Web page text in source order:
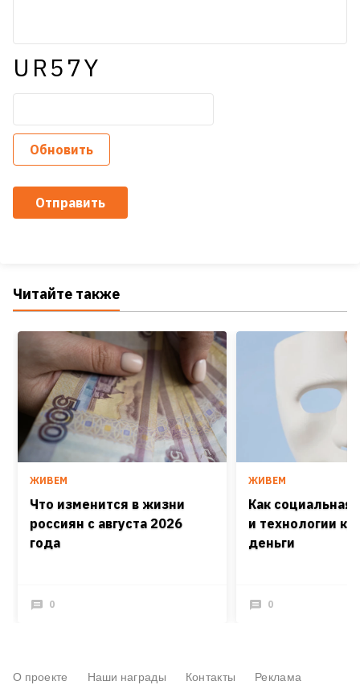
UR57Y
Обновить
Отправить
Читайте также
ЖИВЕМ
Что изменится в жизни
россиян с августа 2026
года
0
ЖИВЕМ
Как
и технологии
деньги
0
О проекте Наши награды Контакты Реклама